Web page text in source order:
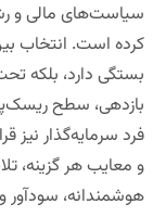
سیاست‌های مالی و
کرده است. انتخاب
بستگی دارد، بلکه
بازدهی، سطح
فرد سرمایه‌گذار نیز
و معایب هر گزینه،
هوشمندانه، سودآور